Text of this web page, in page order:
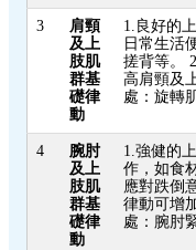
3
肩頸
及上
肢肌
群基
礎律
動
1.良好的
日常生活
搓背等。
高肩頸及
處：旋轉
4
腕肘
及上
肢肌
群基
礎律
動
1.強健的
作，如食
應對跌倒
律動可增
處：腕肘